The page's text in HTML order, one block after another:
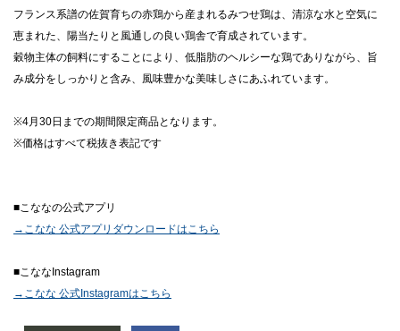
フランス系譜の佐賀育ちの赤鶏から産まれるみつせ鶏は、清涼な水と空気に
恵まれた、陽当たりと風通しの良い鶏舎で育成されています。
穀物主体の飼料にすることにより、低脂肪のヘルシーな鶏でありながら、旨
み成分をしっかりと含み、風味豊かな美味しさにあふれています。
※4月30日までの期間限定商品となります。
※価格はすべて税抜き表記です
■こななの公式アプリ
→こなな 公式アプリダウンロードはこちら
■こななInstagram
→こなな 公式Instagramはこちら